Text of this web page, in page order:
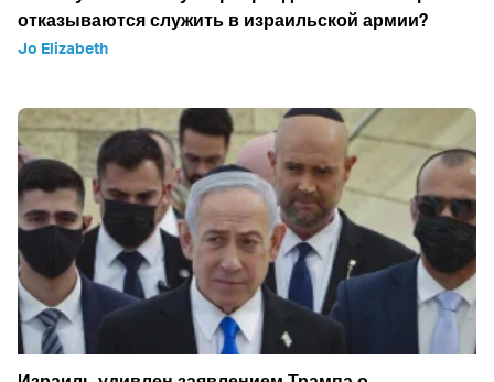
отказываются служить в израильской армии?
Jo Elizabeth